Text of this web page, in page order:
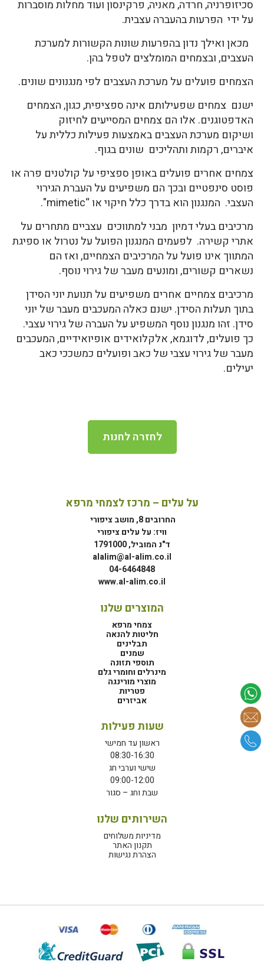
סכיזופרניה, חרדה, מאניה, פרקינסון ועוד מחלות מוסברות
על ידי הפרעות בהעברה עצבית.
מכאן ואילך נדון בהפרעות שונות הקשורות למערכת
העצבים, ובצמחים המומלצים לטפל בהן.
הצמחים פועלים על מערכת העצבים לפי מנגנונים שונים.
ישנם צמחים שפעילותם אינה ספציפית, כגון, הצמחים
האדפטוגנים. אלו הם צמחים המסייעים לחיזוק
ושיקום מערכת העצבים באמצעות פעילות כללית על
איברים, רקמות ותהליכים שונים בגוף.
צמחים אחרים פועלים באופן ספציפי על קולטנים פרה או
פוסט סינפטיים ובכך הם משפיעים על העברת הגירוי
העצבי. המנגנון הוא בדרך כלל חיקוי או “mimetic".
מרכיבים בעלי דמיון מבני למתווכים עצביים מתחרים על
אתרי קשירה. לפעמים המנגנון הפועל על נטרול או ספיגת
המתווך אינו פועל על המרכיבים הצמחיים, ואז הם
נשארים קשורים, ומונעים מעבר של גירוי נוסף.
מרכיבים צמחיים אחרים משפיעים על תנועת יוני הסידן
בתוך תעלות הסידן. ישנם כאלה המעכבים מעבר של יוני
סידן. זהו מנגנון נוסף המשפיע על העברה של גירוי עצבי.
כך פועלים, לדוגמא, אלקלואידים אופיואידיים, המעכבים
מעבר של גירוי עצבי של כאב ופועלים כמשככי כאב
יעילים.
לחזרה לחנות
על עלים – מרכז לצמחי מרפא
החרובים 8, מושב ציפורי
וויז: על עלים ציפורי
ד"נ המוביל, 1791000
alalim@al-alim.co.il
04-6464848
www.al-alim.co.il
המוצרים שלנו
צמחי מרפא
חליטות להנאה
תבלינים
שמנים
תוספי תזונה
מינרלים וחומרי גלם
מוצרי מורינגה
פטריות
אביזרים
שעות פעילות
ראשון עד חמישי
08:30-16:30
שישי וערבי חג
09:00-12:00
שבת וחג – סגור
השירותים שלנו
מדיניות משלוחים
תקנון האתר
הצהרת נגישות